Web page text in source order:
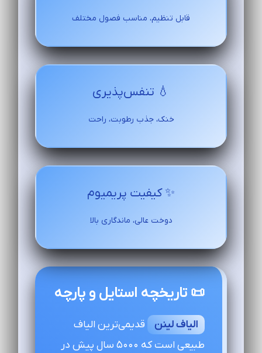
قابل تنظیم، مناسب فصول مختلف
💧 تنفس‌پذیری
خنک، جذب رطوبت، راحت
✨ کیفیت پریمیوم
دوخت عالی، ماندگاری بالا
📜 تاریخچه استایل و پارچه
الیاف لینن
قدیمی‌ترین الیاف
طبیعی است که ۵۰۰۰ سال پیش در